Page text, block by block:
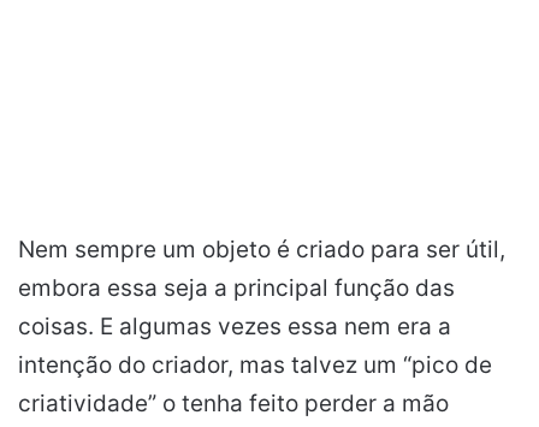
Nem sempre um objeto é criado para ser útil,
embora essa seja a principal função das
coisas. E algumas vezes essa nem era a
intenção do criador, mas talvez um “pico de
criatividade” o tenha feito perder a mão